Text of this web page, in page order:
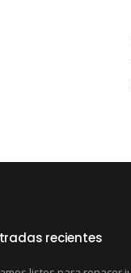
recientes